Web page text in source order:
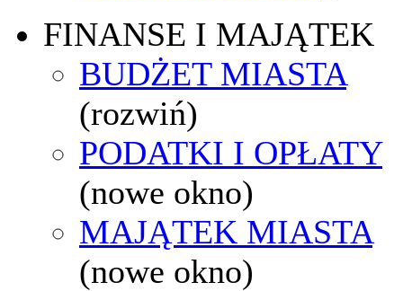
FINANSE I MAJĄTEK
BUDŻET MIASTA
(rozwiń)
PODATKI I OPŁATY
(nowe okno)
MAJĄTEK MIASTA
(nowe okno)